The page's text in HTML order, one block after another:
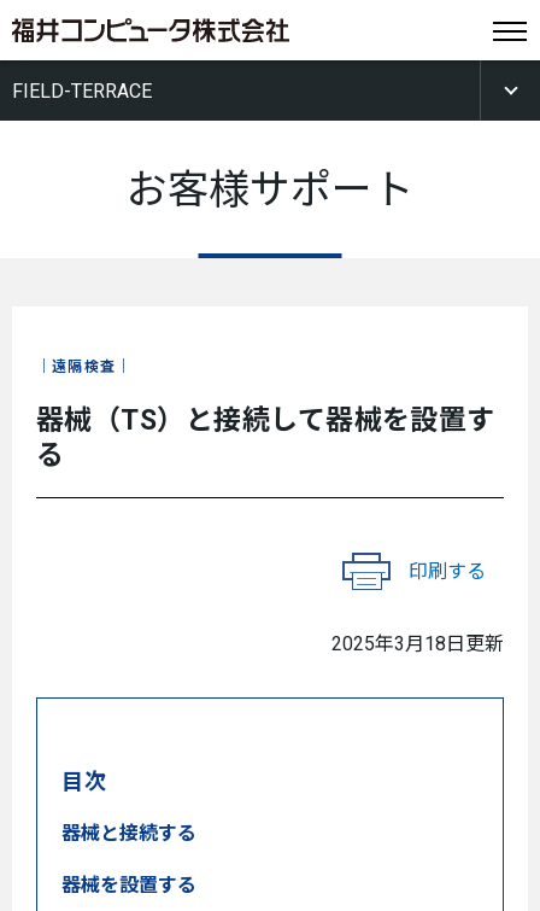
FIELD-TERRACE
お客様サポート
遠隔検査
器械（TS）と接続して器械を設置す
る
印刷する
2025年3月18日更新
目次
器械と接続する
器械を設置する